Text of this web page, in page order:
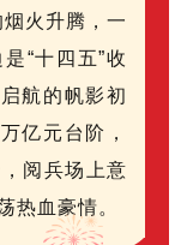
火升腾，一
“十四五”收
航的帆影初
亿元台阶，
阅兵场上意
热血豪情。